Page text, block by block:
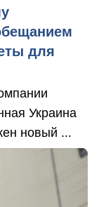
для
Украина
новый ...